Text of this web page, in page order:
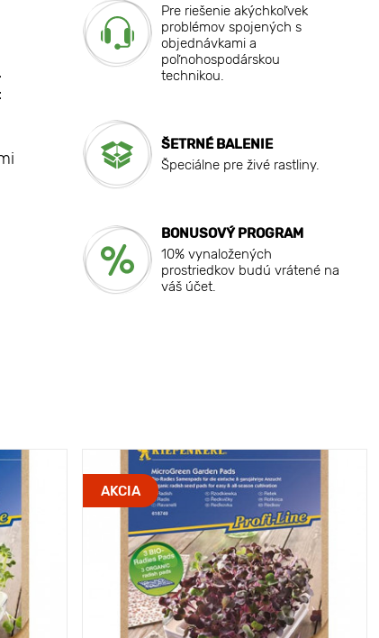
Pre riešenie akýchkoľvek
problémov spojených s
objednávkami a
poľnohospodárskou
technikou.
ŠETRNÉ BALENIE
Špeciálne pre živé rastliny.
BONUSOVÝ PROGRAM
10% vynaložených
prostriedkov budú vrátené na
váš účet.
AKCIA